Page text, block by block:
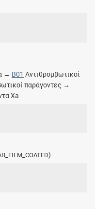
→ B01 Αντιθρομβωτικοί
παράγοντες →
Xa
)